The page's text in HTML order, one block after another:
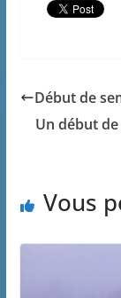
Début de
Un début
Vous